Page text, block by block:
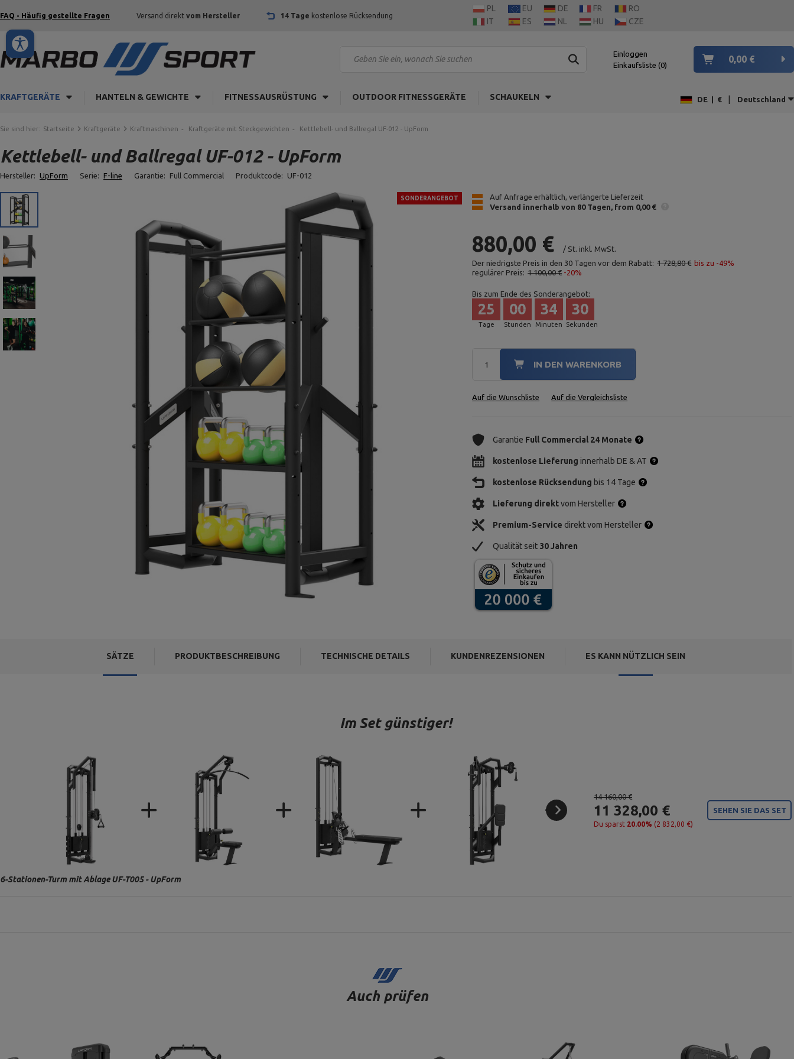
FAQ - Häufig gestellte Fragen Versand direkt vom Hersteller 14 Tage kostenlose Rücksendung
PL EU DE FR
RO
IT
ES NL HU CZE
Einloggen
Einkaufsliste 0
0,00 €
KRAFTGERÄTE HANTELN & GEWICHTE FITNESSAUSRÜSTUNG OUTDOOR FITNESSGERÄTE SCHAUKELN DE € | Deutschland
Sie sind hier: Startseite Kraftgeräte Kraftmaschinen Kraftgeräte mit Steckgewichten Kettlebell- und Ballregal UF-012 - UpForm
Kettlebell- und Ballregal UF-012 - UpForm
Hersteller: UpForm Serie: F-line Garantie: Full Commercial Produktcode: UF-012
SONDERANGEBOT
Auf Anfrage erhältlich, verlängerte Lieferzeit
Versand innerhalb von 80 Tagen from 0,00 €
880,00 € / St. inkl. MwSt.
Der niedrigste Preis in den 30 Tagen vor dem Rabatt: 1 728,80 € bis zu -49%
regulärer Preis: 1 100,00 € -20%
Bis zum Ende des Sonderangebot:
Tage
25
Stunden
00
Minuten
34
Sekunden
29
IN DEN WARENKORB
Auf die Wunschliste Auf die Vergleichsliste
Garantie Full Commercial 24 Monate
kostenlose Lieferung innerhalb DE & AT
kostenlose Rücksendung bis 14 Tage
Lieferung direktvom Hersteller
Premium-Service direkt vom Hersteller
Qualität seit 30 Jahren
SÄTZE PRODUKTBESCHREIBUNG TECHNISCHE DETAILS KUNDENREZENSIONEN ES KANN NÜTZLICH SEIN
Im Set günstiger!
14 160,00 €
11 328,00 €
Du sparst 20.00% (2 832,00 €)
SEHEN SIE DAS SET
6-Stationen-Turm mit Ablage UF-T005 - UpForm
Auch prüfen